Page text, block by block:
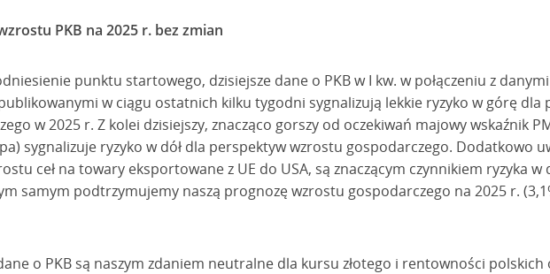
PKB na 2025 r. bez zmian
punktu startowego, dzisiejsze dane o PKB w I kw. w połączeniu z
w ciągu ostatnich kilku tygodni sygnalizują lekkie ryzyko w górę dla
w 2025 r. Z kolei dzisiejszy, znacząco gorszy od oczekiwań majowy wskaźnik
sygnalizuje ryzyko w dół dla perspektyw wzrostu gospodarczego. Dodatkowo
ceł na towary eksportowane z UE do USA, są znaczącym czynnikiem ryzyka w
samym podtrzymujemy naszą prognozę wzrostu gospodarczego na 2025 r.
o PKB są naszym zdaniem neutralne dla kursu złotego i rentowności polskich